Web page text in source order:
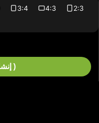
3:4 4:3
2:3
إنشاء ( - 4 نقاط )